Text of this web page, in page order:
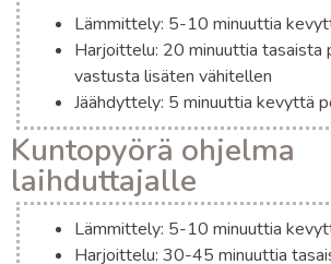
Lämmittely: 5-10 minuuttia
Harjoittelu: 20 minuuttia tasaista
vastusta lisäten vähitellen
Jäähdyttely: 5 minuuttia kevyttä
Kuntopyörä ohjelma
laihduttajalle
Lämmittely: 5-10 minuuttia
Harjoittelu: 30-45 minuuttia